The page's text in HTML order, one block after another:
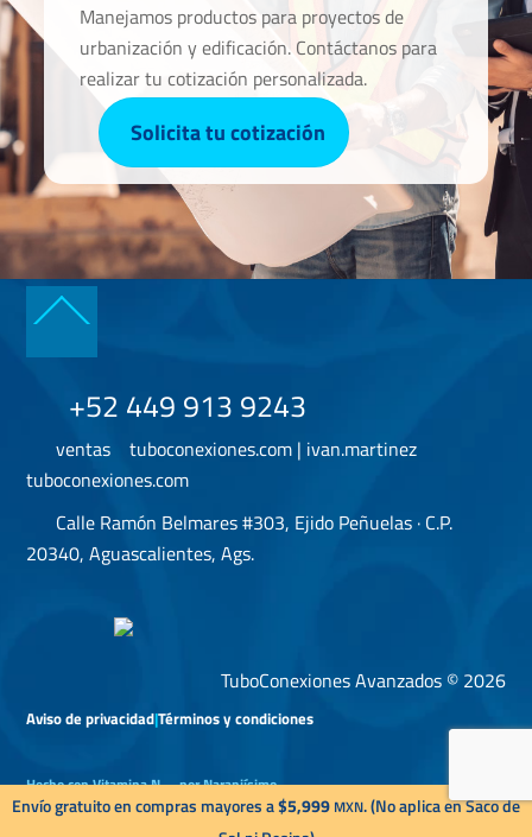
Manejamos productos para proyectos de
urbanización y edificación. Contáctanos para
realizar tu cotización personalizada.
Solicita tu cotización
Back
+52 449 913 9243
ventas
tuboconexiones.com | ivan.martinez
tuboconexiones.com
Calle Ramón Belmares #303, Ejido Peñuelas · C.P.
20340, Aguascalientes, Ags.
TuboConexiones Avanzados © 2026
Aviso de privacidad|Términos y condiciones
Hecho con Vitamina N porNaranjísimo
Envío gratuito en compras mayores a$5,999 MXN. (No aplica en Saco de